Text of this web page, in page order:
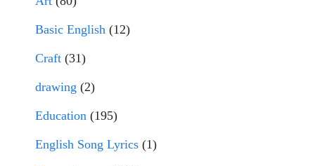
Basic English (12)
Craft (31)
drawing (2)
Education (195)
English Song Lyrics (1)